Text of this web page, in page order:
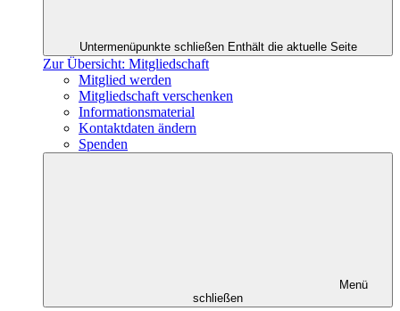
Untermenüpunkte schließen Enthält die aktuelle Seite
Zur Übersicht: Mitgliedschaft
Mitglied werden
Mitgliedschaft verschenken
Informationsmaterial
Kontaktdaten ändern
Spenden
Menü
schließen